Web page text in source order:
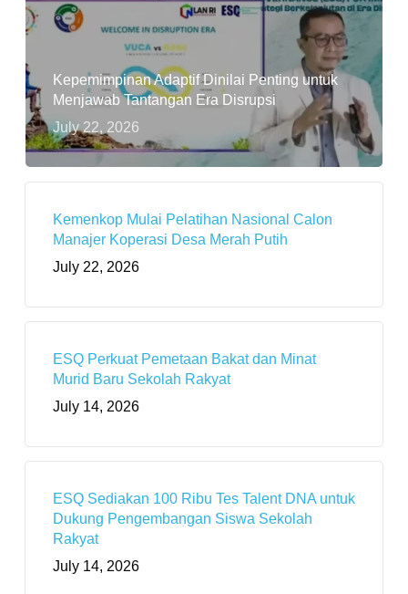
Kepemimpinan Adaptif Dinilai Penting untuk
Menjawab Tantangan Era Disrupsi
July 22, 2026
Kemenkop Mulai Pelatihan Nasional Calon
Manajer Koperasi Desa Merah Putih
July 22, 2026
ESQ Perkuat Pemetaan Bakat dan Minat
Murid Baru Sekolah Rakyat
July 14, 2026
ESQ Sediakan 100 Ribu Tes Talent DNA untuk
Dukung Pengembangan Siswa Sekolah
Rakyat
July 14, 2026